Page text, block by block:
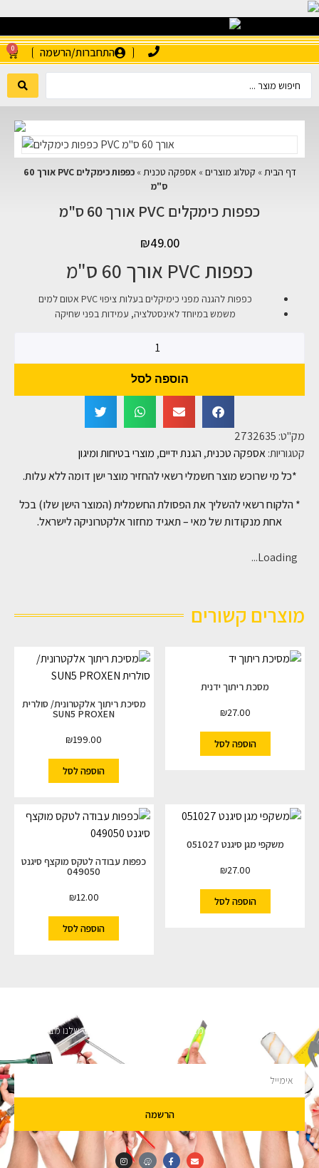
התחברות/הרשמה 0
דף הבית » קטלוג מוצרים » אספקה טכנית »
כפפות כימקלים PVC אורך 60
ס"מ
כפפות כימקלים PVC אורך 60 ס"מ
₪49.00
כפפות PVC אורך 60 ס"מ
כפפות להגנה מפני כימיקלים בעלות ציפוי PVC אטום למים
משמש במיוחד לאינסטלציה, עמידות בפני שחיקה
הוספה לסל
מק"ט: 2732635
קטגוריות:אספקה טכנית, הגנת ידיים, מוצרי בטיחות ומיגון
*כל מי שרוכש מוצר חשמלי רשאי להחזיר מוצר ישן דומה ללא עלות.
* הלקוח רשאי להשליך את הפסולת החשמלית (המוצר הישן שלו) בכל
אחת מנקודות של מאי – תאגיד מחזור אלקטרוניקה לישראל.
Loading...
מוצרים קשורים
מסכת ריתוך ידנית
₪27.00
הוספה לסל
מסיכת ריתוך אלקטרונית/ סולרית
SUN5 PROXEN
₪199.00
הוספה לסל
משקפי מגן סיגנט 051027
₪27.00
הוספה לסל
כפפות עבודה לטקס מוקצף סיגנט
049050
₪12.00
הוספה לסל
השארו מעודכנים
מעוניינים לקבל עדכונים על מבצעים והנחות הירשמו לניוזלטר שלנו מבטיחים לא
הרשמה